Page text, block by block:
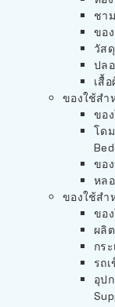
ชา
ขอ
วัส
ปล
เสื้
ของใช้สำ
ขอ
โด
ขอ
หล
ของใช้สำ
ขอ
ผลิ
กร
รถ
อุป